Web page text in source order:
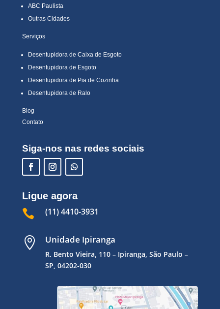
ABC Paulista
Outras Cidades
Serviços
Desentupidora de Caixa de Esgoto
Desentupidora de Esgoto
Desentupidora de Pia de Cozinha
Desentupidora de Ralo
Blog
Contato
Siga-nos nas redes sociais
Ligue agora
 (11) 4410-3931
 Unidade Ipiranga
R. Bento Vieira, 110 – Ipiranga, São Paulo –
SP, 04202-030